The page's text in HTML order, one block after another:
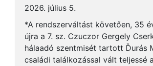
2026. július 5.
*A rendszerváltást követően, 35
újra a 7. sz. Czuczor Gergely
hálaadó szentmisét tartott Ďurás
családi találkozással vált teljessé